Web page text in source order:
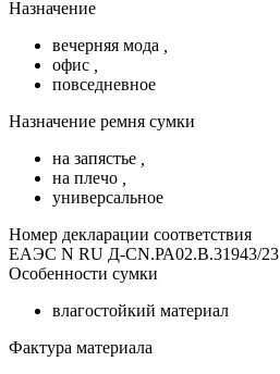
Назначение
вечерняя мода
офис
повседневное
Назначение ремня сумки
на запястье
на плечо
универсальное
Номер декларации соответствия
ЕАЭС N RU Д-CN.РА02.В.31943/23
Особенности сумки
влагостойкий материал
Фактура материала